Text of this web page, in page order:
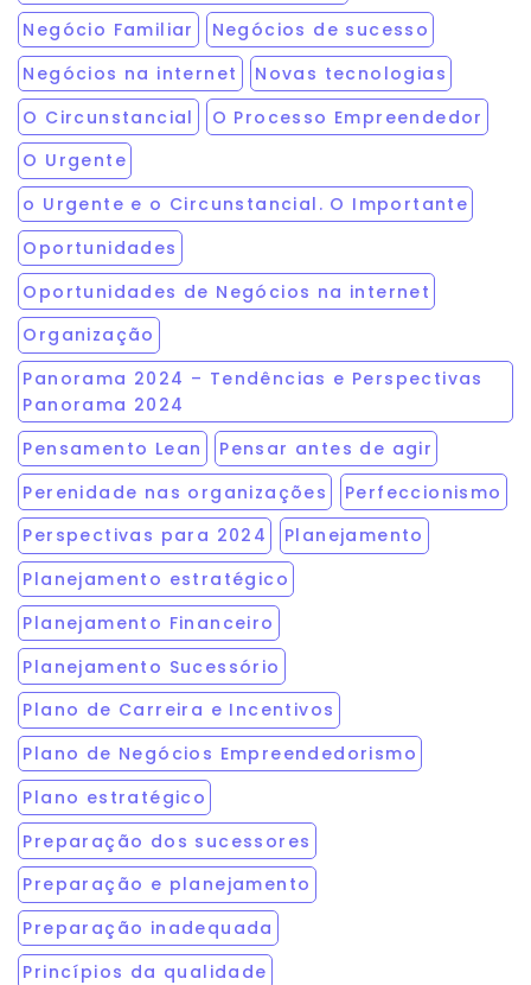
Negócio Familiar
Negócios de sucesso
Negócios na internet
Novas tecnologias
O Circunstancial
O Processo Empreendedor
O Urgente
o Urgente e o Circunstancial. O Importante
Oportunidades
Oportunidades de Negócios na internet
Organização
Panorama 2024 – Tendências e Perspectivas
Panorama 2024
Pensamento Lean
Pensar antes de agir
Perenidade nas organizações
Perfeccionismo
Perspectivas para 2024
Planejamento
Planejamento estratégico
Planejamento Financeiro
Planejamento Sucessório
Plano de Carreira e Incentivos
Plano de Negócios Empreendedorismo
Plano estratégico
Preparação dos sucessores
Preparação e planejamento
Preparação inadequada
Princípios da qualidade